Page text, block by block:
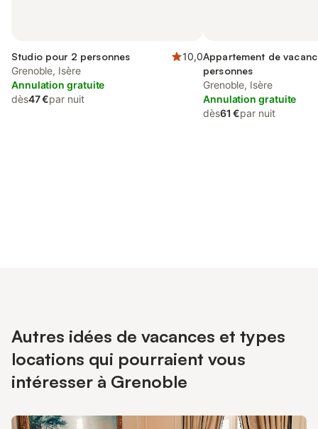
Studio pour 2 personnes
10,0
Grenoble, Isère
Annulation gratuite
dès47 €par nuit
Appartement de
personnes
Grenoble, Isère
Annulation gratuite
dès61 €par nuit
Autres idées de vacances et types
locations qui pourraient vous
intéresser à Grenoble